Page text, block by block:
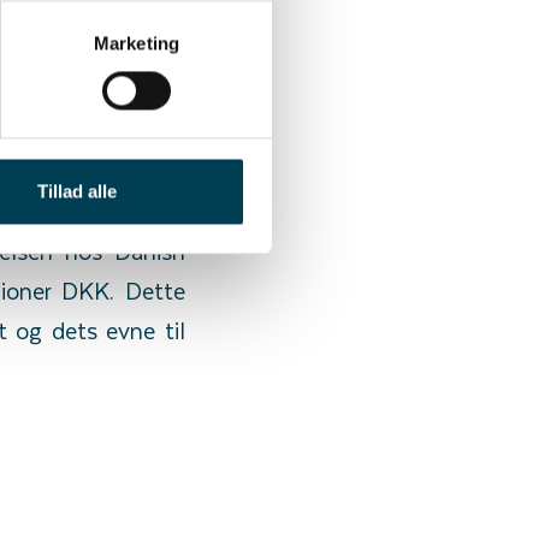
Marketing
Tillad alle
retning vi satte
det nye sort i
endnu mere
var den
kunderne".
hos Danish
DKK. Dette
og dets evne til